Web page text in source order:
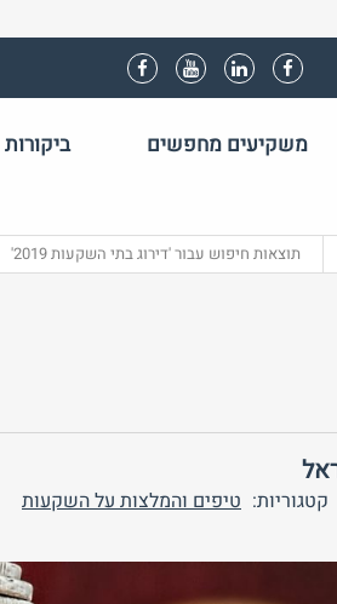
משקיעים מחפשים
ביקורות
תוצאות חיפוש עבור 'דירוג בתי השקעות 2019'
קטגוריות: טיפים והמלצות על השקעות